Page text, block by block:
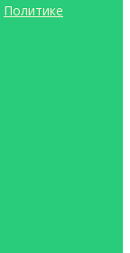
Политике